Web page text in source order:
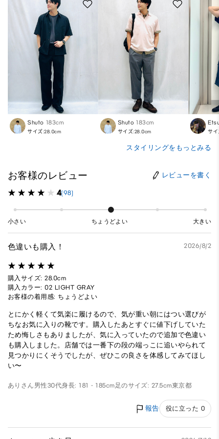
Shuto 183cm
サイズ:28.0cm
Shuto 183cm
サイズ:28.0cm サ
スタイリングをもっとみる
お客様のレビュー レビューを書く
4(98)
小さい ちょうどよい 大きい
色違いも購入！ 2026/8/2
購入サイズ: 28.0cm
購入カラー: 02 LIGHT GRAY
お客様の着用感: ちょうどよい
とにかく軽くて気楽に履けるので、気が重い朝にはつい選びが
ちなお気に入りの靴です。購入したあとすぐに値下げしていた
ため悔しさもありましたが、気に入っていたので追加で色違い
も購入しました。店舗では一番下の段の端っこに追いやられて
見つかりにくそうでしたが、ぜひこの良さを体感してみてほし
い〜
ありさん 男性30代身長: 181 - 185cm 足のサイズ: 27.5cm東京都
報告 役に立った 0